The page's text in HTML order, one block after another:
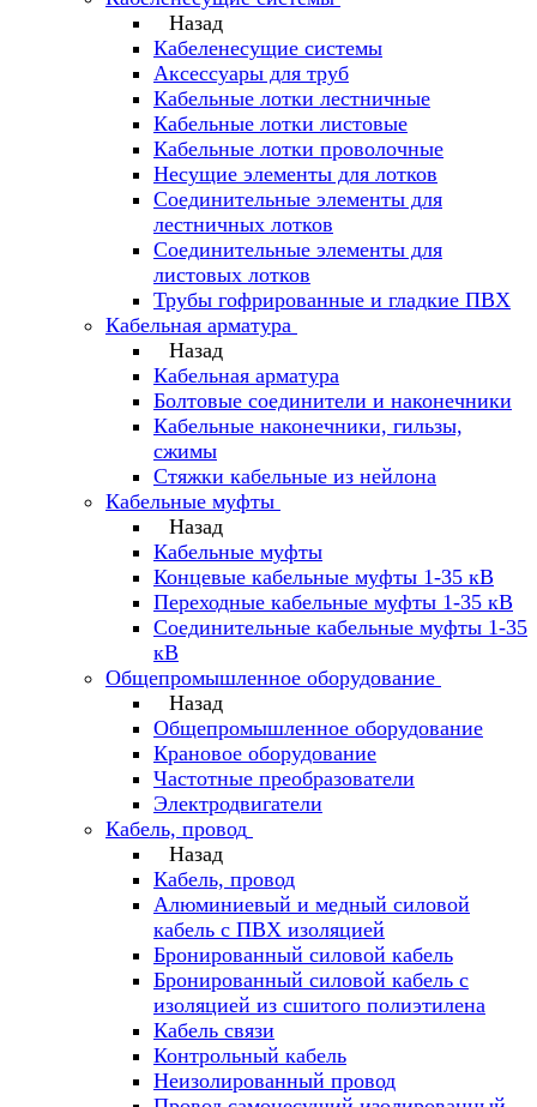
Назад
Кабеленесущие системы
Аксессуары для труб
Кабельные лотки лестничные
Кабельные лотки листовые
Кабельные лотки проволочные
Несущие элементы для лотков
Соединительные элементы для
лестничных лотков
Соединительные элементы для
листовых лотков
Трубы гофрированные и гладкие ПВХ
Кабельная арматура
Назад
Кабельная арматура
Болтовые соединители и наконечники
Кабельные наконечники, гильзы,
сжимы
Стяжки кабельные из нейлона
Кабельные муфты
Назад
Кабельные муфты
Концевые кабельные муфты 1-35 кВ
Переходные кабельные муфты 1-35 кВ
Соединительные кабельные муфты 1-35
кВ
Общепромышленное оборудование
Назад
Общепромышленное оборудование
Крановое оборудование
Частотные преобразователи
Электродвигатели
Кабель, провод
Назад
Кабель, провод
Алюминиевый и медный силовой
кабель с ПВХ изоляцией
Бронированный силовой кабель
Бронированный силовой кабель с
изоляцией из сшитого полиэтилена
Кабель связи
Контрольный кабель
Неизолированный провод